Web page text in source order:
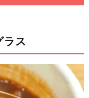
ラス